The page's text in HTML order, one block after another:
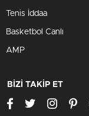
Tenis İddaa
Basketbol Canlı
AMP
BİZİ TAKİP ET